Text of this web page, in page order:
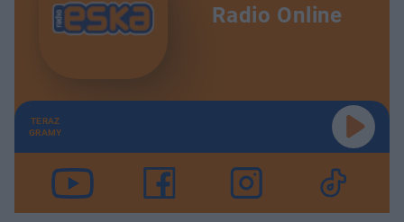
Radio Online
TERAZ
GRAMY